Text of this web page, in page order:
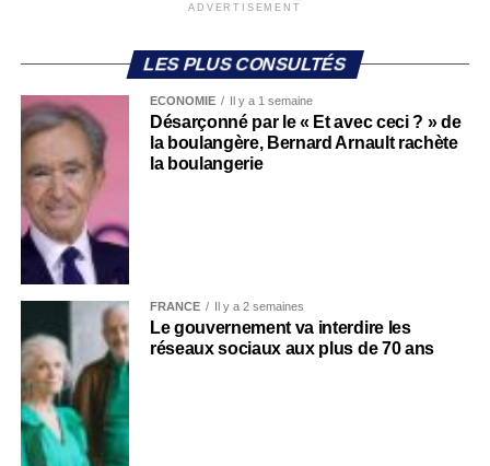
ADVERTISEMENT
LES PLUS CONSULTÉS
ECONOMIE Il y a 1 semaine
Désarçonné par le « Et avec ceci ? » de
la boulangère, Bernard Arnault rachète
la boulangerie
FRANCE Il y a 2 semaines
Le gouvernement va interdire les
réseaux sociaux aux plus de 70 ans